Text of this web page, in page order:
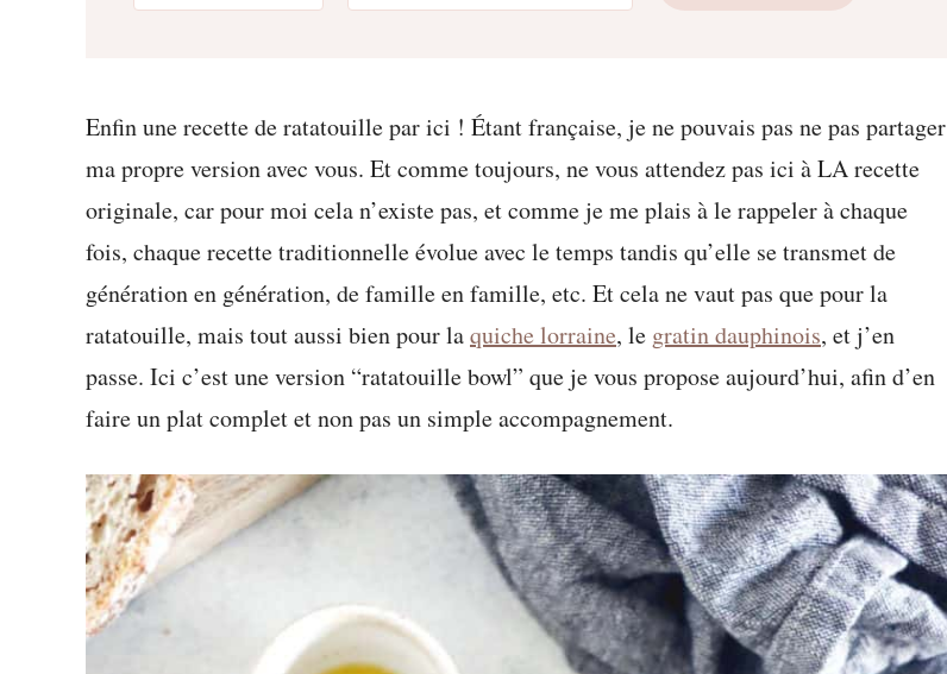
Enfin une recette de ratatouille par ici ! Étant française, je ne pouvais pas ne pas partager
ma propre version avec vous. Et comme toujours, ne vous attendez pas ici à LA recette
originale, car pour moi cela n’existe pas, et comme je me plais à le rappeler à chaque
fois, chaque recette traditionnelle évolue avec le temps tandis qu’elle se transmet de
génération en génération, de famille en famille, etc. Et cela ne vaut pas que pour la
ratatouille, mais tout aussi bien pour laquiche lorraine, le gratin dauphinois, et j’en
passe. Ici c’est une version “ratatouille bowl” que je vous propose aujourd’hui, afin d’en
faire un plat complet et non pas un simple accompagnement.